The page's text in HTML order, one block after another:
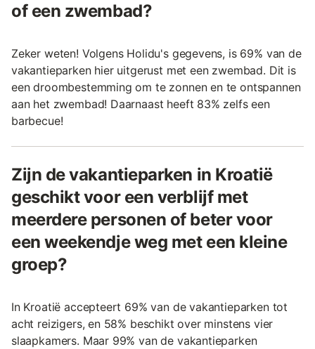
of een zwembad?
Zeker weten! Volgens Holidu's gegevens, is 69% van de
vakantieparken hier uitgerust met een zwembad. Dit is
een droombestemming om te zonnen en te ontspannen
aan het zwembad! Daarnaast heeft 83% zelfs een
barbecue!
Zijn de vakantieparken in Kroatië
geschikt voor een verblijf met
meerdere personen of beter voor
een weekendje weg met een kleine
groep?
In Kroatië accepteert 69% van de vakantieparken tot
acht reizigers, en 58% beschikt over minstens vier
slaapkamers. Maar 99% van de vakantieparken